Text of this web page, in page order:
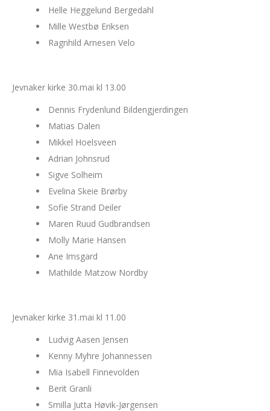
Helle Heggelund Bergedahl
Mille Westbø Eriksen
Ragnhild Arnesen Velo
Jevnaker kirke 30.mai kl 13.00
Dennis Frydenlund Bildengjerdingen
Matias Dalen
Mikkel Hoelsveen
Adrian Johnsrud
Sigve Solheim
Evelina Skeie Brørby
Sofie Strand Deiler
Maren Ruud Gudbrandsen
Molly Marie Hansen
Ane Imsgard
Mathilde Matzow Nordby
Jevnaker kirke 31.mai kl 11.00
Ludvig Aasen Jensen
Kenny Myhre Johannessen
Mia Isabell Finnevolden
Berit Granli
Smilla Jutta Høvik-Jørgensen